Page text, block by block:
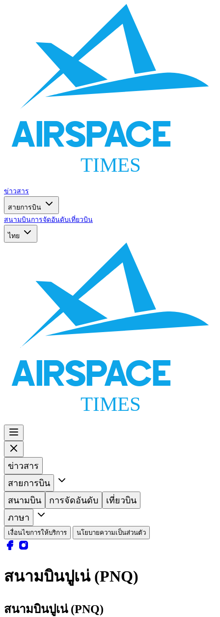
AIRSPACE
TIMES
ข่าวสาร
สายการบิน
สนามบินการจัดอันดับเที่ยวบิน
ไทย
AIRSPACE
TIMES
ข่าวสาร
สายการบิน
สนามบิน
การจัดอันดับ
เที่ยวบิน
ภาษา
เงื่อนไขการให้บริการ นโยบายความเป็นส่วนตัว
สนามบินปูเน่ (PNQ)
สนามบินปูเน่ (PNQ)